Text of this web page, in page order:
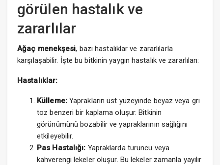
görülen hastalık ve
zararlılar
Ağaç menekşesi, bazı hastalıklar ve zararlılarla
karşılaşabilir. İşte bu bitkinin yaygın hastalık ve zararlıları:
Hastalıklar:
Külleme:Yaprakların üst yüzeyinde beyaz veya gri
toz benzeri bir kaplama oluşur. Bitkinin
görünümünü bozabilir ve yapraklarının sağlığını
etkileyebilir.
Pas Hastalığı: Yapraklarda turuncu veya
kahverengi lekeler oluşur. Bu lekeler zamanla yayılır